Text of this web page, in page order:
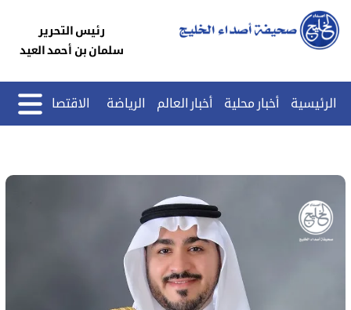
رئيس التحرير
سلمان بن أحمد العيد
الرئيسية أخبار محلية أخبار العالم الرياضة الاقتصاد